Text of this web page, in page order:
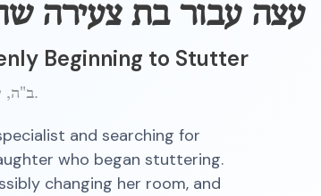
עצה עבור בת צעירה
Beginning to Stutter
ב"ה, י"ד תמוז, תשי"ב ברוקלין.
and searching for
who began stuttering.
changing her room, and